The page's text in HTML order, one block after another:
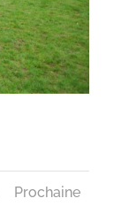
Prochaine